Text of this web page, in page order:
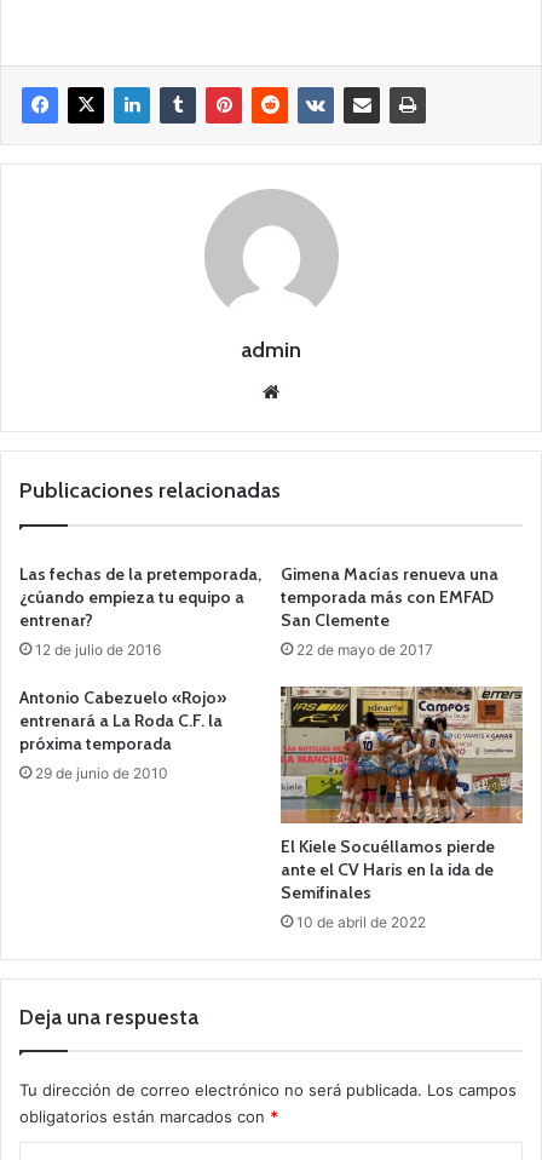
admin
we
Publicaciones relacionadas
Las fechas de la pretemporada,
¿cúando empieza tu equipo a
entrenar?
12 de julio de 2016
Gimena Macías renueva una
temporada más con EMFAD
San Clemente
22 de mayo de 2017
Antonio Cabezuelo «Rojo»
entrenará a La Roda C.F. la
próxima temporada
29 de junio de 2010
El Kiele Socuéllamos pierde
ante el CV Haris en la ida de
Semifinales
10 de abril de 2022
Deja una respuesta
Tu dirección de correo electrónico no será publicada. Los campos
obligatorios están marcados con *